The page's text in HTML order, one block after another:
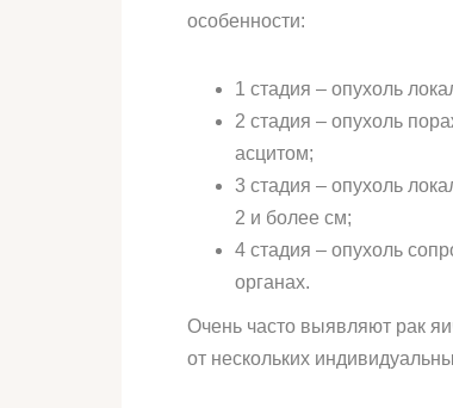
особенности:
1 стадия – опухоль
2 стадия – опухоль
асцитом;
3 стадия – опухоль
2 и более см;
4 стадия – опухоль
органах.
Очень часто выявляют рак
от нескольких